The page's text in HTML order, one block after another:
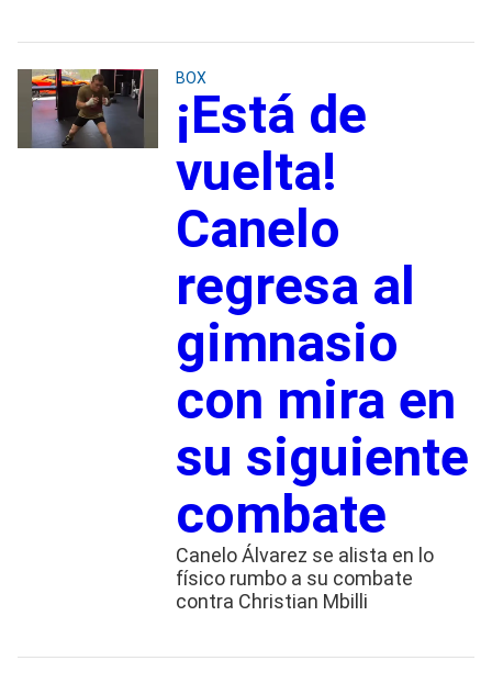
BOX
¡Está de
vuelta!
Canelo
regresa al
gimnasio
con mira en
su siguiente
combate
Canelo Álvarez se alista en lo
físico rumbo a su combate
contra Christian Mbilli